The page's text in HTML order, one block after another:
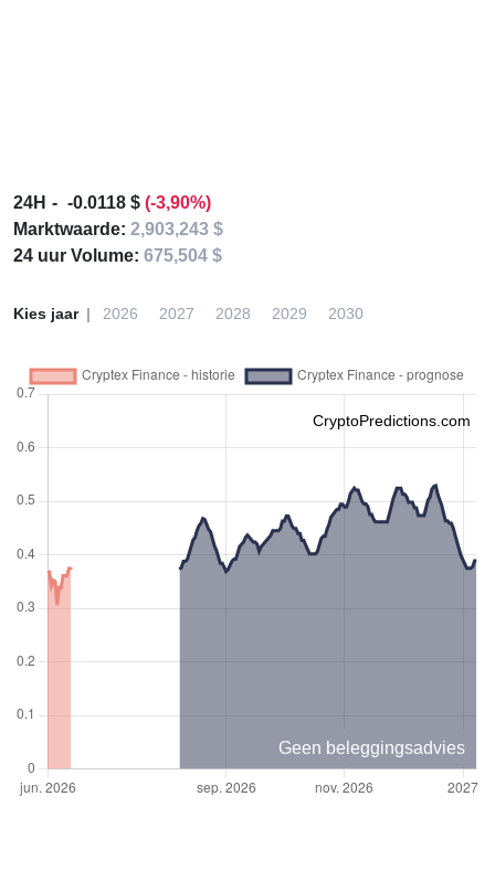
24H -0.0118 $ (-3,90%)
Marktwaarde: 2,903,243 $
24 uur Volume: 675,504 $
Kies jaar 2026 2027 2028 2029 2030
CryptoPredictions.com
Geen beleggingsadvies